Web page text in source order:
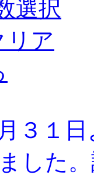
３１
した